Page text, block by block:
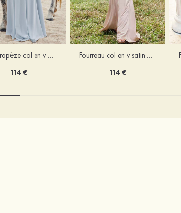
Robe trapèze col en v mousseline ras du sol robe de demoiselle d'honneur
114 €
Fourreau col en v satin extensible ras du sol robe de demoiselle d'honneur
114 €